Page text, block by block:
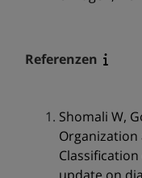
Referenzen
Shomali W,